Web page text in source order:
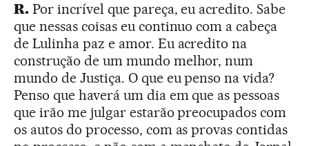
R.Por incrível que pareça, eu acredito. Sabe
que nessas coisas eu continuo com a cabeça
de Lulinha paz e amor. Eu acredito na
construção de um mundo melhor, num
mundo de Justiça. O que eu penso na vida?
Penso que haverá um dia em que as pessoas
que irão me julgar estarão preocupados com
os autos do processo, com as provas contidas